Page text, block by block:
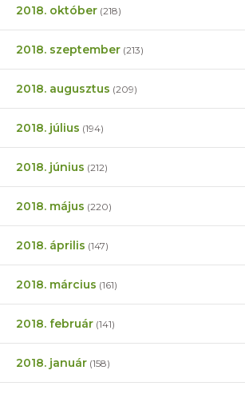
2018. október (218)
2018. szeptember (213)
2018. augusztus (209)
2018. július (194)
2018. június (212)
2018. május (220)
2018. április (147)
2018. március (161)
2018. február (141)
2018. január (158)